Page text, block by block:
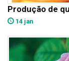
Produção de
14 jan